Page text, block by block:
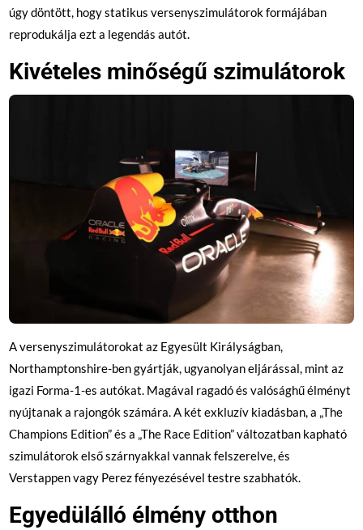
úgy döntött, hogy statikus versenyszimulátorok formájában
reprodukálja ezt a legendás autót.
Kivételes minőségű szimulátorok
A versenyszimulátorokat az Egyesült Királyságban,
Northamptonshire-ben gyártják, ugyanolyan eljárással, mint az
igazi Forma-1-es autókat. Magával ragadó és valósághű élményt
nyújtanak a rajongók számára. A két exkluzív kiadásban, a „The
Champions Edition” és a „The Race Edition” változatban kapható
szimulátorok első szárnyakkal vannak felszerelve, és
Verstappen vagy Perez fényezésével testre szabhatók.
Egyedülálló élmény otthon